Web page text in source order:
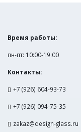
Время работы:
пн-пт: 10:00-19:00
Контакты:
+7 (926) 604-93-73
+7 (926) 094-75-35
zakaz@design-glass.ru